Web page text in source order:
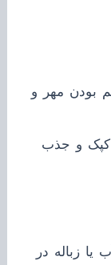
بودن مهر و
و جذب
یا زباله در